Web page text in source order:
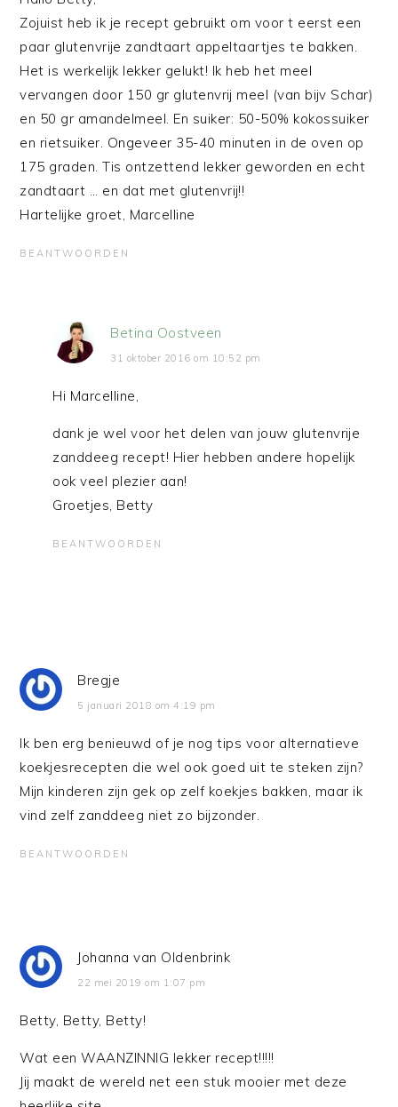
Zojuist heb ik je recept gebruikt om voor t eerst een
paar glutenvrije zandtaart appeltaartjes te bakken.
Het is werkelijk lekker gelukt! Ik heb het meel
vervangen door 150 gr glutenvrij meel (van bijv Schar)
en 50 gr amandelmeel. En suiker: 50-50% kokossuiker
en rietsuiker. Ongeveer 35-40 minuten in de oven op
175 graden. Tis ontzettend lekker geworden en echt
zandtaart … en dat met glutenvrij!!
Hartelijke groet, Marcelline
BEANTWOORDEN
Betina Oostveen
31 oktober 2016 om 10:52 pm
Hi Marcelline,
dank je wel voor het delen van jouw glutenvrije
zanddeeg recept! Hier hebben andere hopelijk
ook veel plezier aan!
Groetjes, Betty
BEANTWOORDEN
Bregje
5 januari 2018 om 4:19 pm
Ik ben erg benieuwd of je nog tips voor alternatieve
koekjesrecepten die wel ook goed uit te steken zijn?
Mijn kinderen zijn gek op zelf koekjes bakken, maar ik
vind zelf zanddeeg niet zo bijzonder.
BEANTWOORDEN
Johanna van Oldenbrink
22 mei 2019 om 1:07 pm
Betty, Betty, Betty!
Wat een WAANZINNIG lekker recept!!!!!
Jij maakt de wereld net een stuk mooier met deze